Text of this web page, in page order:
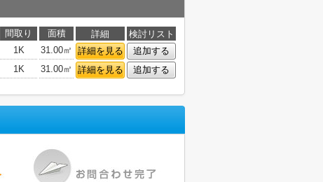
間取り 面積 詳細
検討リスト
1K 31.00㎡ 詳細を見る
追加する
1K 31.00㎡ 詳細を見る 追加する